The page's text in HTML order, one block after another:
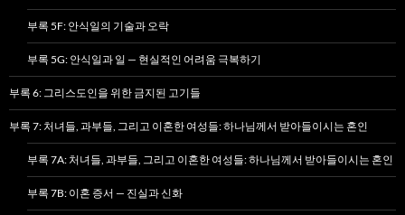
부록 5F: 안식일의 기술과 오락
부록 5G: 안식일과 일 — 현실적인 어려움 극복하기
부록 6: 그리스도인을 위한 금지된 고기들
부록 7: 처녀들, 과부들, 그리고 이혼한 여성들: 하나님께서 받아들이시는 혼인
부록 7A: 처녀들, 과부들, 그리고 이혼한 여성들: 하나님께서 받아들이시는 혼인
부록 7B: 이혼 증서 — 진실과 신화